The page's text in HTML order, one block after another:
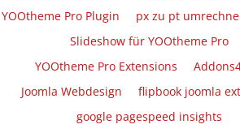
YOOtheme Pro Plugin
px zu pt
Slideshow für YOOtheme Pro
YOOtheme Pro Extensions
Joomla Webdesign
flipbook joomla
google pagespeed insights